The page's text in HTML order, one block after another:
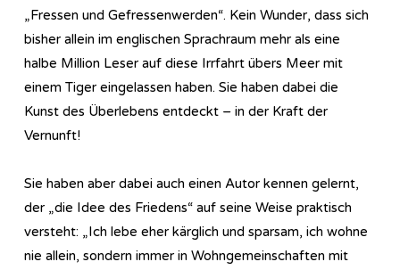
„Fressen und Gefressenwerden“. Kein Wunder, dass sich
bisher allein im englischen Sprachraum mehr als eine
halbe Million Leser auf diese Irrfahrt übers Meer mit
einem Tiger eingelassen haben. Sie haben dabei die
Kunst des Überlebens entdeckt – in der Kraft der
Vernunft!
Sie haben aber dabei auch einen Autor kennen gelernt,
der „die Idee des Friedens“ auf seine Weise praktisch
versteht: „Ich lebe eher kärglich und sparsam, ich wohne
nie allein, sondern immer in Wohngemeinschaften mit